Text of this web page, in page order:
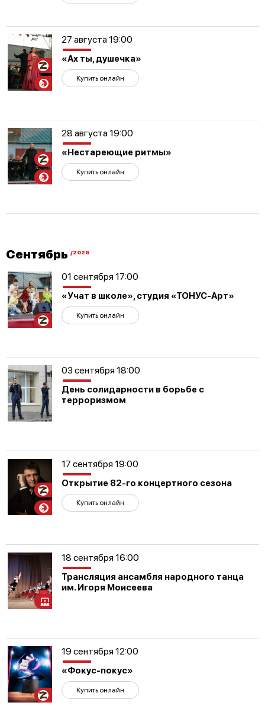
Участникам
СВО
27 августа 19:00
«Ах ты, душечка»
Купить онлайн
Участникам
СВО
28 августа 19:00
«Нестареющие ритмы»
Купить онлайн
Сентябрь /2026
Участникам
СВО
01 сентября 17:00
«Учат в школе», студия «ТОНУС-Арт»
Купить онлайн
03 сентября 18:00
День солидарности в борьбе с
терроризмом
Участникам
СВО
17 сентября 19:00
Открытие 82-го концертного сезона
Купить онлайн
18 сентября 16:00
Трансляция ансамбля народного танца
им. Игоря Моисеева
Участникам
СВО
19 сентября 12:00
«Фокус-покус»
Купить онлайн